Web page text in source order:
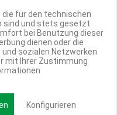
Rabatte und Aktionen
für den technischen
sind und stets gesetzt
bei Benutzung dieser
dienen oder die
sozialen Netzwerken
mit Ihrer Zustimmung
Konfigurieren